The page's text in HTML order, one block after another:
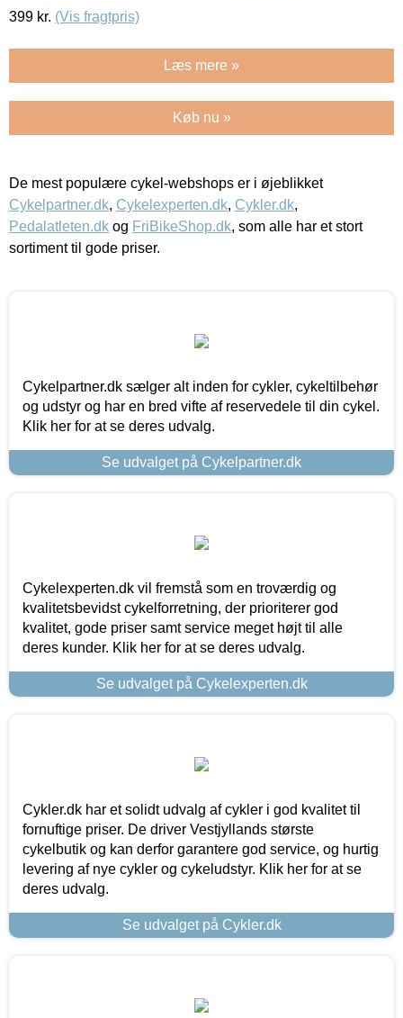
399 kr. (Vis fragtpris)
Læs mere »
Køb nu »
De mest populære cykel-webshops er i øjeblikket
Cykelpartner.dk, Cykelexperten.dk, Cykler.dk,
Pedalatleten.dk og FriBikeShop.dk, som alle har et stort
sortiment til gode priser.
Cykelpartner.dk sælger alt inden for cykler, cykeltilbehør
og udstyr og har en bred vifte af reservedele til din cykel.
Klik her for at se deres udvalg.
Se udvalget på Cykelpartner.dk
Cykelexperten.dk vil fremstå som en troværdig og
kvalitetsbevidst cykelforretning, der prioriterer god
kvalitet, gode priser samt service meget højt til alle
deres kunder. Klik her for at se deres udvalg.
Se udvalget på Cykelexperten.dk
Cykler.dk har et solidt udvalg af cykler i god kvalitet til
fornuftige priser. De driver Vestjyllands største
cykelbutik og kan derfor garantere god service, og hurtig
levering af nye cykler og cykeludstyr. Klik her for at se
deres udvalg.
Se udvalget på Cykler.dk